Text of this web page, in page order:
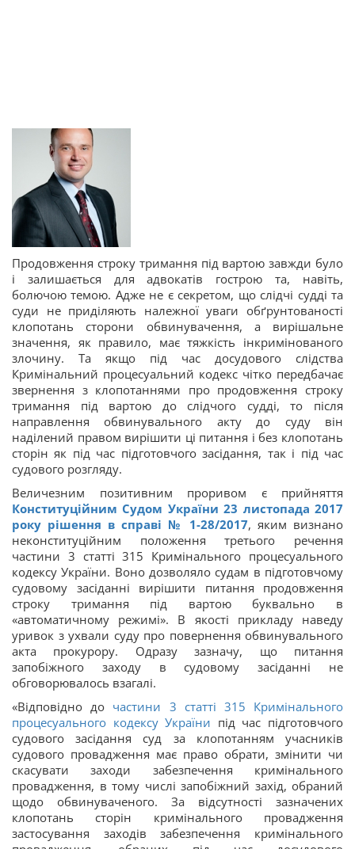
Продовження строку тримання під вартою завжди було
і залишається для адвокатів гострою та, навіть,
болючою темою. Адже не є секретом, що слідчі судді та
суди не приділяють належної уваги обґрунтованості
клопотань сторони обвинувачення, а вирішальне
значення, як правило, має тяжкість інкримінованого
злочину. Та якщо під час досудового слідства
Кримінальний процесуальний кодекс чітко передбачає
звернення з клопотаннями про продовження строку
тримання під вартою до слідчого судді, то після
направлення обвинувального акту до суду він
наділений правом вирішити ці питання і без клопотань
сторін як під час підготовчого засідання, так і під час
судового розгляду.
Величезним позитивним проривом є прийняття
Конституційним Судом України 23 листопада 2017
року рішення в справі № 1-28/2017, яким визнано
неконституційним положення третього речення
частини 3 статті 315 Кримінального процесуального
кодексу України. Воно дозволяло судам в підготовчому
судовому засіданні вирішити питання продовження
строку тримання під вартою буквально в
«автоматичному режимі». В якості прикладу наведу
уривок з ухвали суду про повернення обвинувального
акта прокурору. Одразу зазначу, що питання
запобіжного заходу в судовому засіданні не
обговорювалось взагалі.
«Відповідно до частини 3 статті 315 Кримінального
процесуального кодексу України під час підготовчого
судового засідання суд за клопотанням учасників
судового провадження має право обрати, змінити чи
скасувати заходи забезпечення кримінального
провадження, в тому числі запобіжний захід, обраний
щодо обвинуваченого. За відсутності зазначених
клопотань сторін кримінального провадження
застосування заходів забезпечення кримінального